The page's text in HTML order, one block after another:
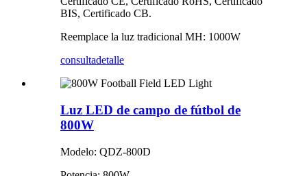
BIS, Certificado CB.
Reemplace la luz tradicional MH: 1000W
consultadetalle
Luz LED de campo de fútbol de
800W
Modelo: QDZ-800D